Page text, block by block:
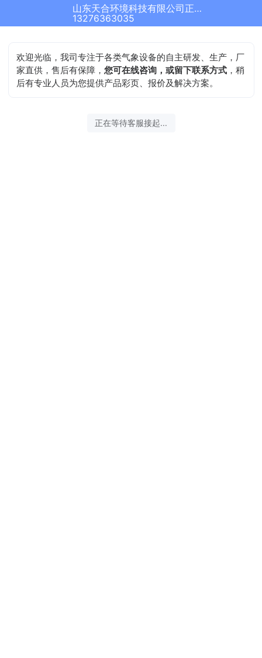
山东天合环境科技有限公司正在为您服务
13276363035
欢迎光临，我司专注于各类气象设备的自主研发、生产，厂
家直供，售后有保障，您可在线咨询，或留下联系方式 ，稍
后有专业人员为您提供产品彩页、报价及解决方案。
正在等待客服接起...